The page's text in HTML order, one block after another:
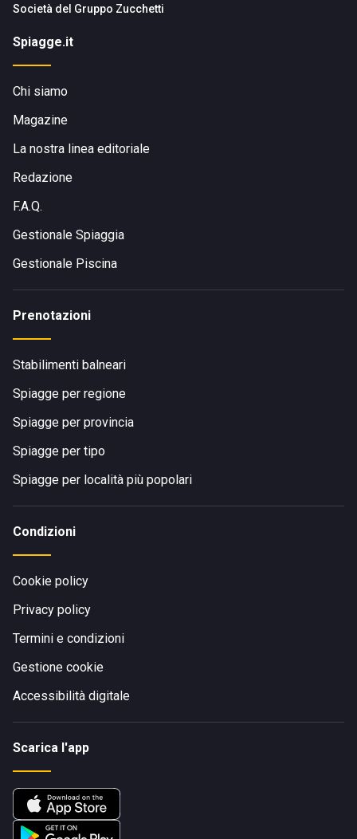
Società del Gruppo Zucchetti
Spiagge.it
Chi siamo
Magazine
La nostra linea editoriale
Redazione
F.A.Q.
Gestionale Spiaggia
Gestionale Piscina
Prenotazioni
Stabilimenti balneari
Spiagge per regione
Spiagge per provincia
Spiagge per tipo
Spiagge per località più popolari
Condizioni
Cookie policy
Privacy policy
Termini e condizioni
Gestione cookie
Accessibilità digitale
Scarica l'app